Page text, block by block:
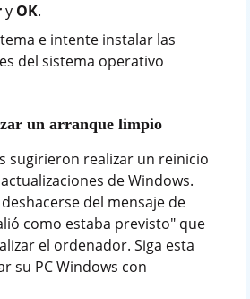
y OK.
e intente instalar las
del sistema operativo
un arranque limpio
sugirieron realizar un reinicio
de Windows.
del mensaje de
como estaba previsto" que
el ordenador. Siga esta
su PC Windows con